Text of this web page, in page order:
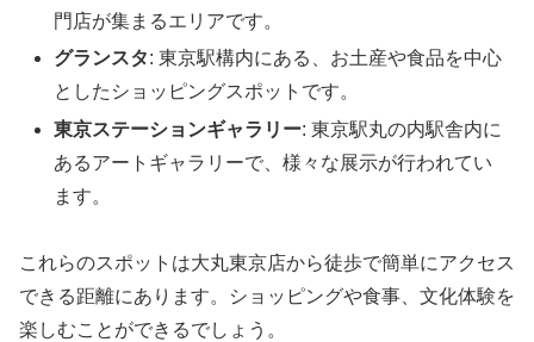
門店が集まるエリアです。
グランスタ: 東京駅構内にある、お土産や食品を中心
としたショッピングスポットです。
東京ステーションギャラリー: 東京駅丸の内駅舎内に
あるアートギャラリーで、様々な展示が行われてい
ます。
これらのスポットは大丸東京店から徒歩で簡単にアクセス
できる距離にあります。ショッピングや食事、文化体験を
楽しむことができるでしょう。